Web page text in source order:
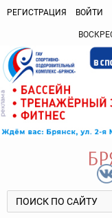
РЕГИСТРАЦИЯ ВОЙТИ